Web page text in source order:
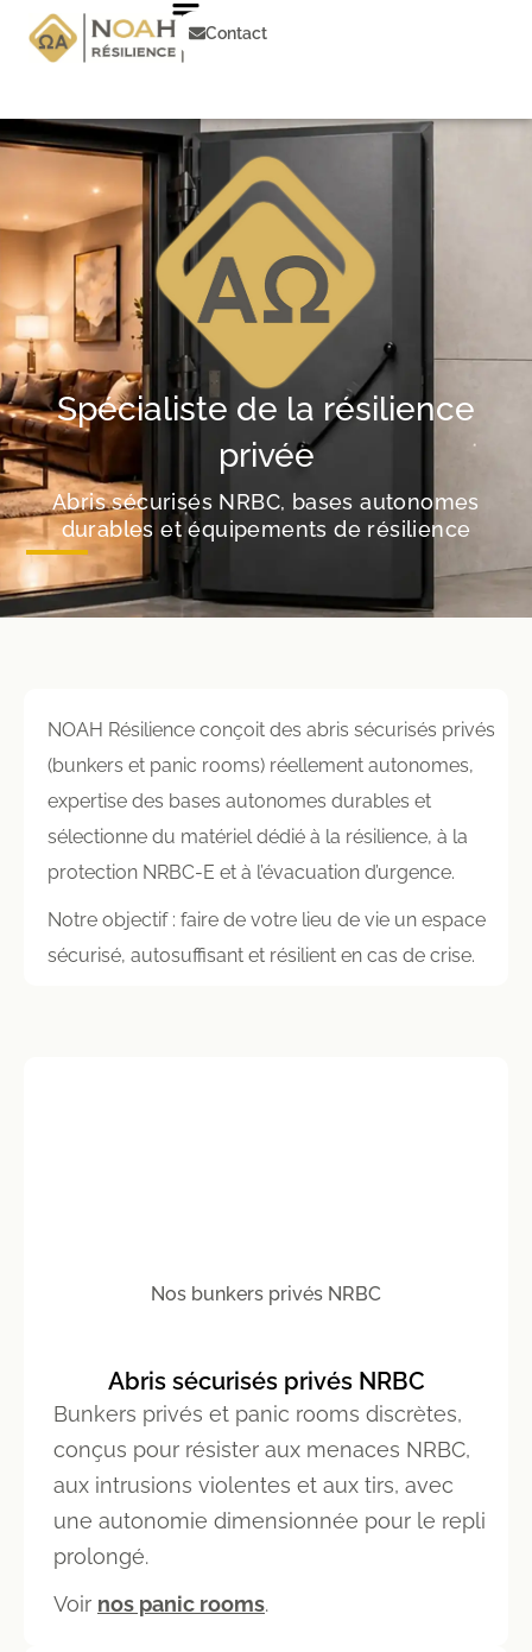
Aller
au
contenu
Contact
Spécialiste de la résilience
privée
Abris sécurisés NRBC, bases autonomes
durables et équipements de résilience
NOAH Résilience conçoit des abris sécurisés privés
(bunkers et panic rooms) réellement autonomes,
expertise des bases autonomes durables et
sélectionne du matériel dédié à la résilience, à la
protection NRBC-E et à l’évacuation d’urgence.
Notre objectif : faire de votre lieu de vie un espace
sécurisé, autosuffisant et résilient en cas de crise.
Nos bunkers privés NRBC
Abris sécurisés privés NRBC
Bunkers privés et panic rooms discrètes,
conçus pour résister aux menaces NRBC,
aux intrusions violentes et aux tirs, avec
une autonomie dimensionnée pour le repli
prolongé.
Voir nos panic rooms.